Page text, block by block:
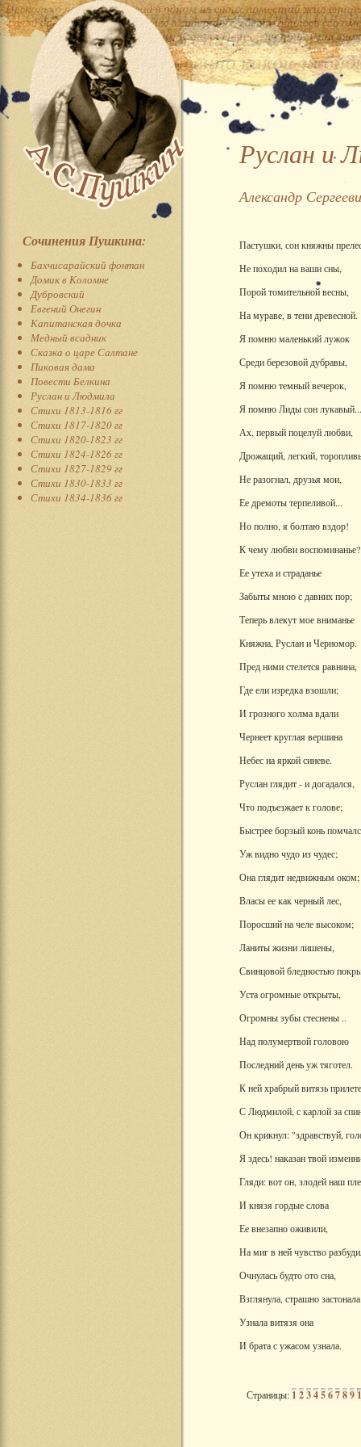
Сочинения Пушкина:
Бахчисарайский фонтан
Домик в Коломне
Дубровский
Евгений Онегин
Капитанская дочка
Медный всадник
Сказка о царе Салтане
Пиковая дама
Повести Белкина
Руслан и Людмила
Стихи 1813-1816 гг
Стихи 1817-1820 гг
Стихи 1820-1823 гг
Стихи 1824-1826 гг
Стихи 1827-1829 гг
Стихи 1830-1833 гг
Стихи 1834-1836 гг
Руслан и
Александр
Пастушки, сон княжны
Не походил на ваши сны,
Порой томительной весны,
На мураве, в тени древесной.
Я помню маленький лужок
Среди березовой дубравы,
Я помню темный вечерок,
Я помню Лиды сон лукавый...
Ах, первый поцелуй любви,
Дрожащий, легкий,
Не разогнал, друзья мои,
Ее дремоты терпеливой...
Но полно, я болтаю вздор!
К чему любви воспоминанье?
Ее утеха и страданье
Забыты мною с давних пор;
Теперь влекут мое вниманье
Княжна, Руслан и Черномор.
Пред ними стелется равнина,
Где ели изредка взошли;
И грозного холма вдали
Чернеет круглая вершина
Небес на яркой синеве.
Руслан глядит - и догадался,
Что подъезжает к голове;
Быстрее борзый конь
Уж видно чудо из чудес;
Она глядит недвижным оком;
Власы ее как черный лес,
Поросший на челе высоком;
Ланиты жизни лишены,
Свинцовой бледностью
Уста огромные открыты,
Огромны зубы стеснены ..
Над полумертвой головою
Последний день уж тяготел.
К ней храбрый витязь
С Людмилой, с карлой за
Он крикнул: "здравствуй,
Я здесь! наказан твой
Гляди: вот он, злодей наш
И князя гордые слова
Ее внезапно оживили,
На миг в ней чувство
Очнулась будто ото сна,
Взглянула, страшно
Узнала витязя она
И брата с ужасом узнала.
Страницы:1 23456789